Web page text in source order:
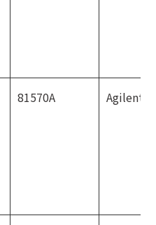
81570A Agilent